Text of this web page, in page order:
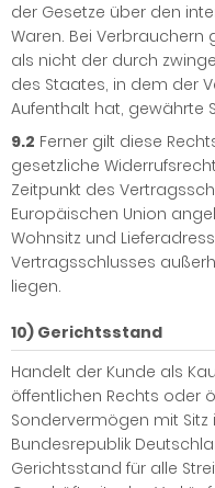
der Gesetze über den
Waren. Bei Verbrauchern
als nicht der durch
des Staates, in dem der
Aufenthalt hat, gewährte
9.2 Ferner gilt diese
gesetzliche
Zeitpunkt des
Europäischen Union
Wohnsitz und
Vertragsschlusses
liegen.
10) Gerichtsstand
Handelt der Kunde als
öffentlichen Rechts oder
Sondervermögen mit
Bundesrepublik
Gerichtsstand für alle